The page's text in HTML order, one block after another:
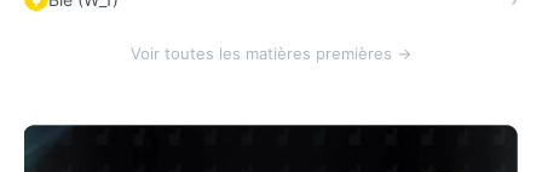
Voir toutes les matières premières →